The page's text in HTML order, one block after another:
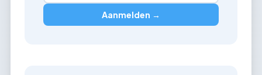
Aanmelden →